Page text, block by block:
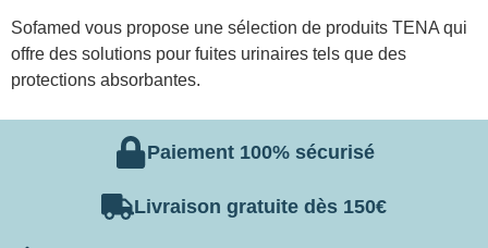
client
Sofamed vous propose une sélection de produits TENA qui
offre des solutions pour fuites urinaires tels que des
protections absorbantes.
Paiement 100% sécurisé
Livraison gratuite dès 150€